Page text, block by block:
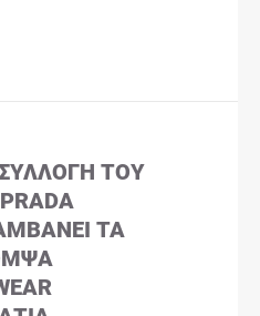
ΤΟΥ
ΤΑ